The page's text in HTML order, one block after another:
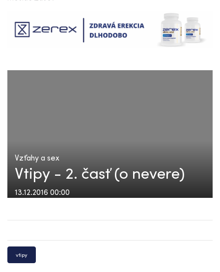
Vzťahy a sex
Vtipy - 2. časť (o nevere)
13.12.2016 00:00
vtipy